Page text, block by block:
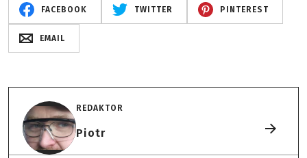
FACEBOOK TWITTER PINTEREST
EMAIL
REDAKTOR
Piotr